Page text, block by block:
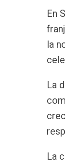
En
la
La
La